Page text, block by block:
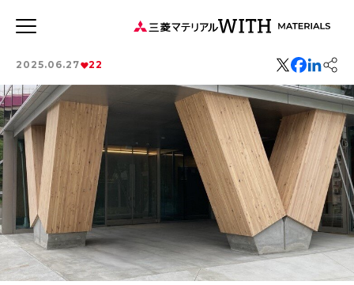
JP
タグから探す
特集：世界のものづくりの力になる
健康経営
特集：循環に価値を。
特集：可能性の素材「タングステン」を世界へ
ソザイのヒミツ
森とマテリアル
社会をつくる素材の力
三菱マテリアルのある街を訪ねて
価値観
安全への取り組み
2025.06.27 22